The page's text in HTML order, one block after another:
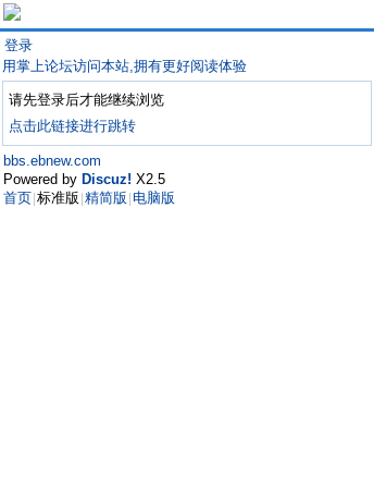
登录
用掌上论坛访问本站,拥有更好阅读体验
请先登录后才能继续浏览
点击此链接进行跳转
bbs.ebnew.com
Powered by Discuz! X2.5
首页 标准版 精简版 电脑版